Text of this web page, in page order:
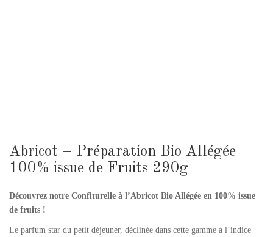
Abricot – Préparation Bio Allégée
100% issue de Fruits 290g
Découvrez notre Confiturelle à l’Abricot Bio Allégée en 100% issue
de fruits !
Le parfum star du petit déjeuner, déclinée dans cette gamme à l’indice